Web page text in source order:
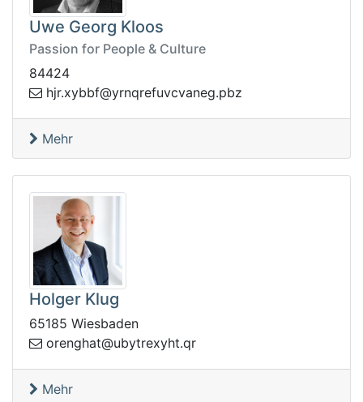
Uwe Georg Kloos
Passion for People & Culture
84424
zbp.genavcvuferqnry@fbbyx.rjh
Mehr
Holger Klug
65185 Wiesbaden
rq.th
yxertybu@tahgnero
Mehr